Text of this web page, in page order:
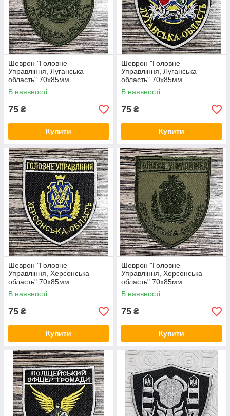
Шеврон "Головне
Управління, Луганська
область" 70х85мм
(Польовий)
В наявності
75 ₴
Купити
Шеврон "Головне
Управління, Луганська
область" 70х85мм
В наявності
75 ₴
Купити
Шеврон "Головне
Управління, Херсонська
область" 70х85мм
В наявності
75 ₴
Купити
Шеврон "Головне
Управління, Херсонська
область" 70х85мм
(Польовий)
В наявності
75 ₴
Купити